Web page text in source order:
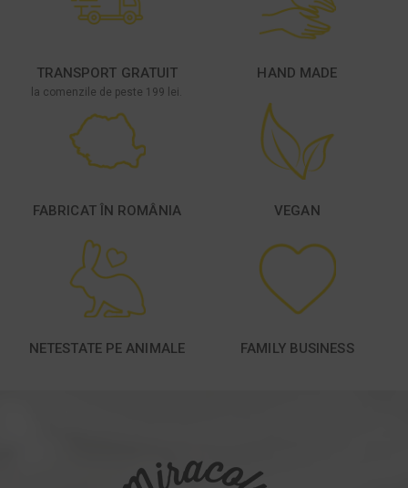
TRANSPORT GRATUIT
la comenzile de peste 199 lei.
HAND MADE
FABRICAT ÎN ROMÂNIA VEGAN
NETESTATE PE ANIMALE FAMILY BUSINESS